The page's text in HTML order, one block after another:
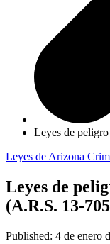
Leyes de
Leyes de Arizona
Leyes de
(A.R.S. 13-
Published: 4 de enero